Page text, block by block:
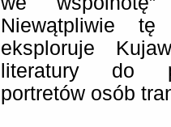
Niewątpliwie tę
eksploruje
literatury do
portretów osób